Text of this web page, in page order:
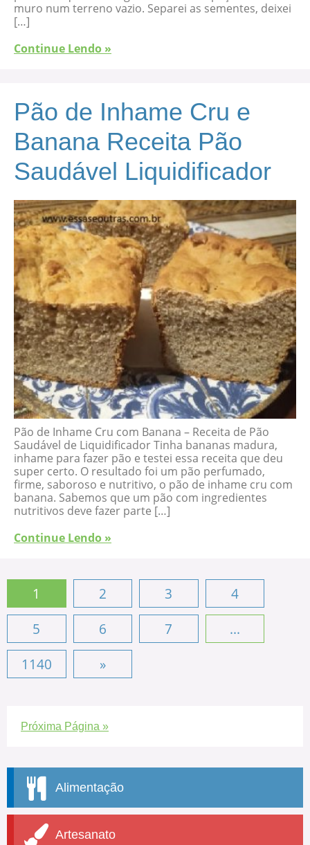
muro num terreno vazio. Separei as sementes, deixei
[…]
Continue Lendo »
Pão de Inhame Cru e
Banana Receita Pão
Saudável Liquidificador
Pão de Inhame Cru com Banana – Receita de Pão
Saudável de Liquidificador Tinha bananas madura,
inhame para fazer pão e testei essa receita que deu
super certo. O resultado foi um pão perfumado,
firme, saboroso e nutritivo, o pão de inhame cru com
banana. Sabemos que um pão com ingredientes
nutritivos deve fazer parte […]
Continue Lendo »
1 2 3
4
5
6 7
...
1140
»
Próxima Página »
Alimentação
Artesanato